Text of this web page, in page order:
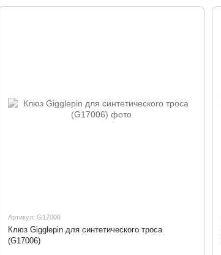
Артикул: G17006
Клюз Gigglepin для синтетического троса
(G17006)